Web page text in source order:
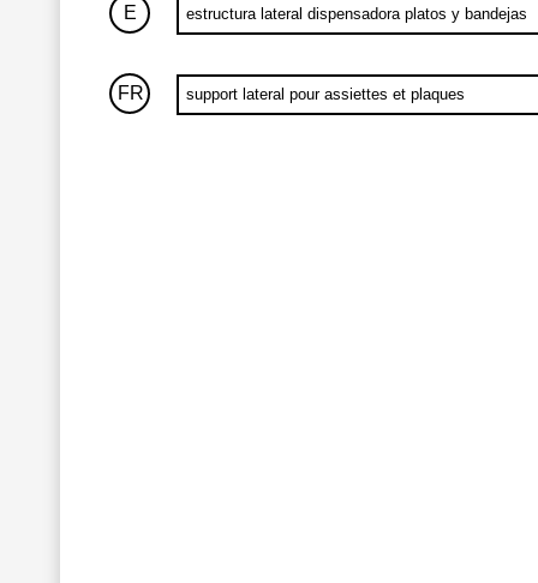
E estructura lateral dispensadora platos y bandejas
FR support lateral pour assiettes et plaques